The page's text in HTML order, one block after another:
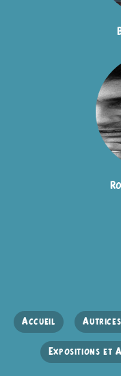
Accueil
Expositions et